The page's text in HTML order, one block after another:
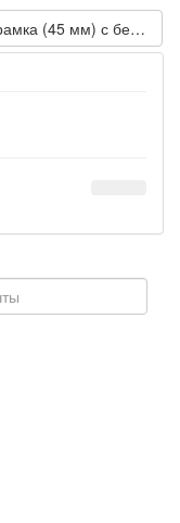
строчкой
(45 мм) с белой